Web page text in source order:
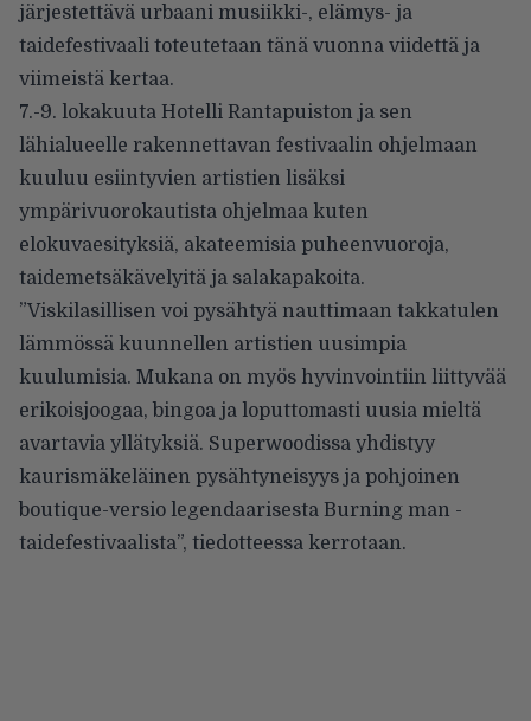
järjestettävä urbaani musiikki-, elämys- ja
taidefestivaali toteutetaan tänä vuonna viidettä ja
viimeistä kertaa.
7.-9. lokakuuta Hotelli Rantapuiston ja sen
lähialueelle rakennettavan festivaalin ohjelmaan
kuuluu esiintyvien artistien lisäksi
ympärivuorokautista ohjelmaa kuten
elokuvaesityksiä, akateemisia puheenvuoroja,
taidemetsäkävelyitä ja salakapakoita.
”Viskilasillisen voi pysähtyä nauttimaan takkatulen
lämmössä kuunnellen artistien uusimpia
kuulumisia. Mukana on myös hyvinvointiin liittyvää
erikoisjoogaa, bingoa ja loputtomasti uusia mieltä
avartavia yllätyksiä. Superwoodissa yhdistyy
kaurismäkeläinen pysähtyneisyys ja pohjoinen
boutique-versio legendaarisesta Burning man -
taidefestivaalista”, tiedotteessa kerrotaan.